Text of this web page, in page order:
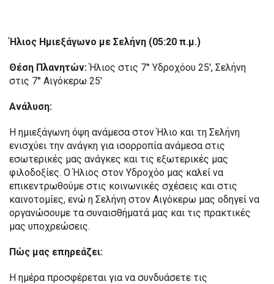
Ήλιος Ημιεξάγωνο με Σελήνη (05:20 π.μ.)
Θέση Πλανητών:Ήλιος στις 7° Υδροχόου 25′, Σελήνη
στις 7° Αιγόκερω 25′
Ανάλυση:
Η ημιεξάγωνη όψη ανάμεσα στον Ήλιο και τη Σελήνη
ενισχύει την ανάγκη για ισορροπία ανάμεσα στις
εσωτερικές μας ανάγκες και τις εξωτερικές μας
φιλοδοξίες. Ο Ήλιος στον Υδροχόο μας καλεί να
επικεντρωθούμε στις κοινωνικές σχέσεις και στις
καινοτομίες, ενώ η Σελήνη στον Αιγόκερω μας οδηγεί να
οργανώσουμε τα συναισθήματά μας και τις πρακτικές
μας υποχρεώσεις.
Πώς μας επηρεάζει:
Η ημέρα προσφέρεται για να συνδυάσετε τις